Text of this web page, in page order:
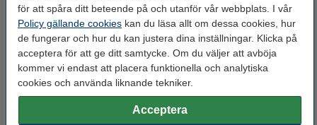
för att spåra ditt beteende på och utanför vår webbplats. I vår
Policy gällande cookies kan du läsa allt om dessa cookies, hur
de fungerar och hur du kan justera dina inställningar. Klicka på
acceptera för att ge ditt samtycke. Om du väljer att avböja
kommer vi endast att placera funktionella och analytiska
cookies och använda liknande tekniker.
Acceptera
Varumärket 123ink ersätter HP
44A (CF244A) svart toner
laserskrivare